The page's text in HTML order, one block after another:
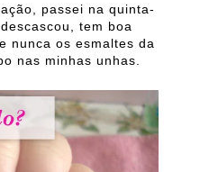
passei na quinta-
tem boa
nunca os esmaltes da
nas minhas unhas.